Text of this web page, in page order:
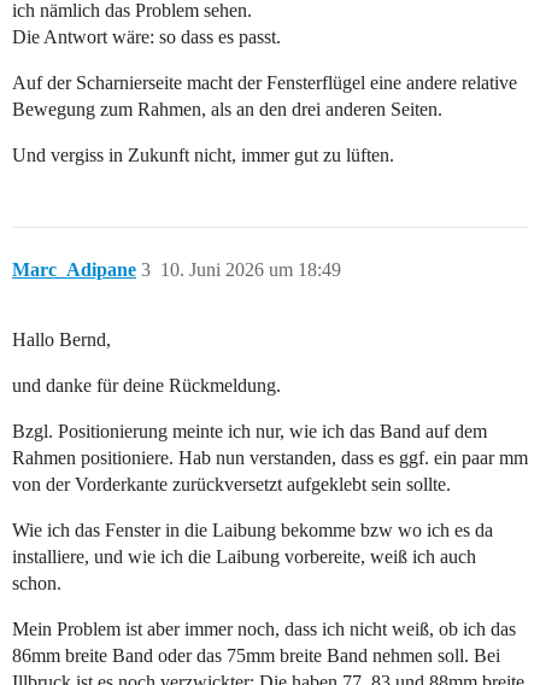
ich nämlich das Problem sehen.
Die Antwort wäre: so dass es passt.
Auf der Scharnierseite macht der Fensterflügel eine andere relative
Bewegung zum Rahmen, als an den drei anderen Seiten.
Und vergiss in Zukunft nicht, immer gut zu lüften.
Marc_Adipane 10. Juni 2026 um 18:49
3
Hallo Bernd,
und danke für deine Rückmeldung.
Bzgl. Positionierung meinte ich nur, wie ich das Band auf dem
Rahmen positioniere. Hab nun verstanden, dass es ggf. ein paar mm
von der Vorderkante zurückversetzt aufgeklebt sein sollte.
Wie ich das Fenster in die Laibung bekomme bzw wo ich es da
installiere, und wie ich die Laibung vorbereite, weiß ich auch
schon.
Mein Problem ist aber immer noch, dass ich nicht weiß, ob ich das
86mm breite Band oder das 75mm breite Band nehmen soll. Bei